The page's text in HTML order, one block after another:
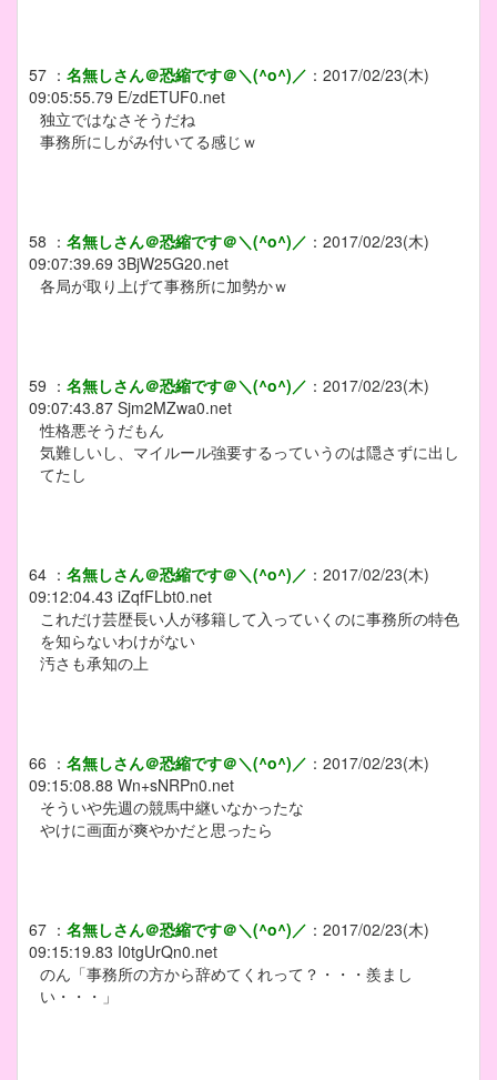
57 ： 名無しさん＠恐縮です＠＼(^o^)／ ： 2017/02/23(木)
09:05:55.79 E/zdETUF0.net
独立ではなさそうだね
事務所にしがみ付いてる感じｗ
58 ： 名無しさん＠恐縮です＠＼(^o^)／ ： 2017/02/23(木)
09:07:39.69 3BjW25G20.net
各局が取り上げて事務所に加勢かｗ
59 ： 名無しさん＠恐縮です＠＼(^o^)／ ： 2017/02/23(木)
09:07:43.87 Sjm2MZwa0.net
性格悪そうだもん
気難しいし、マイルール強要するっていうのは隠さずに出し
てたし
64 ： 名無しさん＠恐縮です＠＼(^o^)／ ： 2017/02/23(木)
09:12:04.43 iZqfFLbt0.net
これだけ芸歴長い人が移籍して入っていくのに事務所の特色
を知らないわけがない
汚さも承知の上
66 ： 名無しさん＠恐縮です＠＼(^o^)／ ： 2017/02/23(木)
09:15:08.88 Wn+sNRPn0.net
そういや先週の競馬中継いなかったな
やけに画面が爽やかだと思ったら
67 ： 名無しさん＠恐縮です＠＼(^o^)／ ： 2017/02/23(木)
09:15:19.83 I0tgUrQn0.net
のん「事務所の方から辞めてくれって？・・・羨まし
い・・・」